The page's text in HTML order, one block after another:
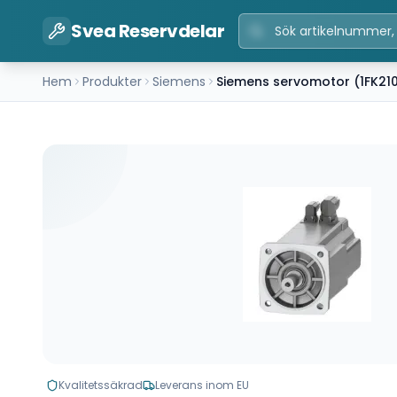
Svea Reservdelar
Hem Produkter Siemens Siemens servomotor
Kvalitetssäkrad Leverans inom EU